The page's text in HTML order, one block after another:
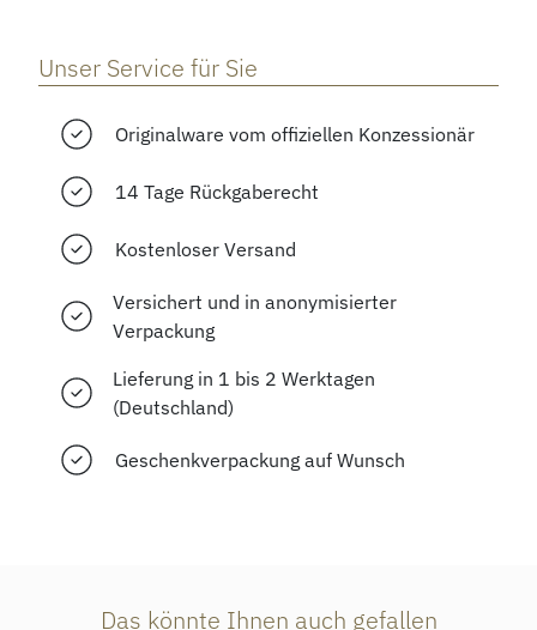
Unser Service für Sie
Originalware vom offiziellen Konzessionär
14 Tage Rückgaberecht
Kostenloser Versand
Versichert und in anonymisierter
Verpackung
Lieferung in 1 bis 2 Werktagen
(Deutschland)
Geschenkverpackung auf Wunsch
Das könnte Ihnen auch gefallen